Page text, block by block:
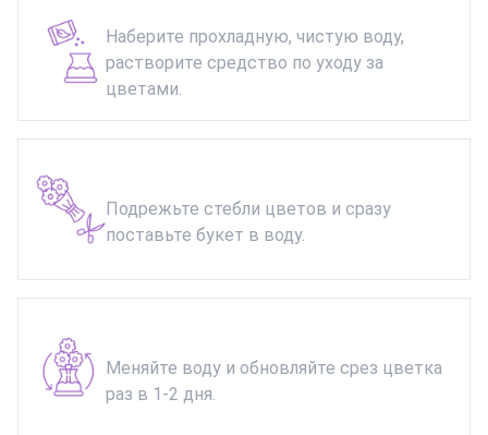
Наберите прохладную, чистую воду,
растворите средство по уходу за
цветами.
Подрежьте стебли цветов и сразу
поставьте букет в воду.
Меняйте воду и обновляйте срез цветка
раз в 1-2 дня.